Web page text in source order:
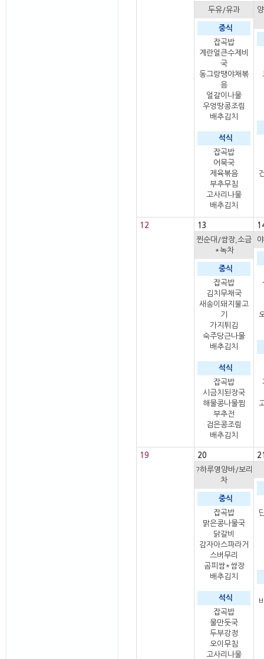
두유/유과
중식
잡곡밥
계란얼큰수제비
국
동그랑땡야채볶
음
얼갈이나물
우엉땅콩조림
배추김치
석식
잡곡밥
어묵국
제육볶음
부추무침
고사리나물
배추김치
12
13
찐순대/쌈장,소금
*녹차
중식
잡곡밥
김치무채국
새송이돼지불고
기
가지튀김
숙주당근나물
배추김치
석식
잡곡밥
시금치된장국
해물콩나물찜
부추전
검은콩조림
배추김치
19
20
?하루영양바/보리
차
중식
잡곡밥
맑은콩나물국
닭갈비
감자아스파라거
스버무리
곰피쌈*쌈장
배추김치
석식
잡곡밥
물만둣국
두부강정
오이무침
고사리나물